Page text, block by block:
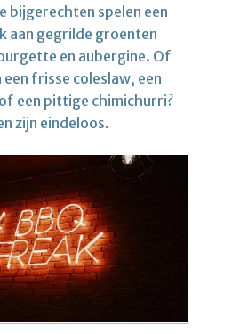
bijgerechten spelen een
aan gegrilde groenten
en aubergine. Of
frisse coleslaw, een
een pittige chimichurri?
zijn eindeloos.